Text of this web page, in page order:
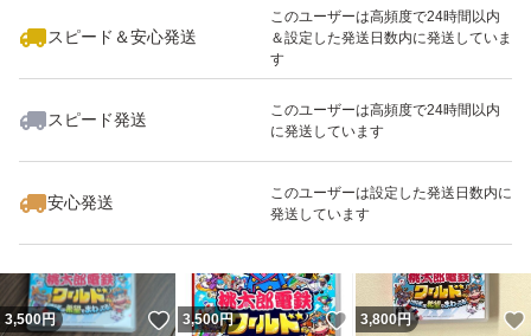
スピード＆安心発送
このユーザーは高頻度で24時間以内
＆設定した発送日数内に発送していま
す
スピード発送
このユーザーは高頻度で24時間以内
に発送しています
安心発送
このユーザーは設定した発送日数内に
発送しています
いいね！
3,600
3,500円 いいね！
3,500円 いいね！
3,800円